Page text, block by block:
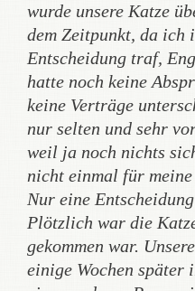
wurde unsere Katze
dem Zeitpunkt, da ich
Entscheidung traf,
hatte noch keine
keine Verträge
nur selten und sehr
weil ja noch nichts
nicht einmal für
Nur eine
Plötzlich war die
gekommen war.
einige Wochen